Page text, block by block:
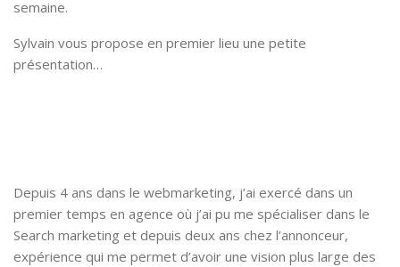
semaine.
Sylvain vous propose en premier lieu une petite
présentation…
Depuis 4 ans dans le webmarketing, j’ai exercé dans un
premier temps en agence où j’ai pu me spécialiser dans le
Search marketing et depuis deux ans chez l’annonceur,
expérience qui me permet d’avoir une vision plus large des